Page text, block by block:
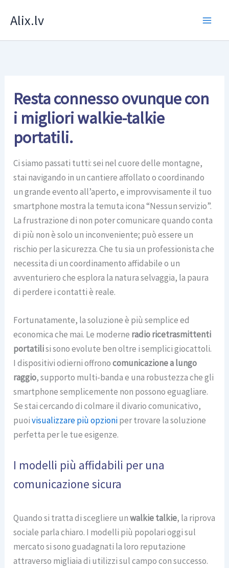
Alix.lv
Resta connesso ovunque con
i migliori walkie-talkie
portatili.
Ci siamo passati tutti: sei nel cuore delle montagne,
stai navigando in un cantiere affollato o coordinando
un grande evento all’aperto, e improvvisamente il tuo
smartphone mostra la temuta icona “Nessun servizio”.
La frustrazione di non poter comunicare quando conta
di più non è solo un inconveniente; può essere un
rischio per la sicurezza. Che tu sia un professionista che
necessita di un coordinamento affidabile o un
avventuriero che esplora la natura selvaggia, la paura
di perdere i contatti è reale.
Fortunatamente, la soluzione è più semplice ed
economica che mai. Le moderne radio ricetrasmittenti
portatilisi sono evolute ben oltre i semplici giocattoli.
I dispositivi odierni offronocomunicazione a lungo
raggio, supporto multi-banda e una robustezza che gli
smartphone semplicemente non possono eguagliare.
Se stai cercando di colmare il divario comunicativo,
puoivisualizzare più opzioniper trovare la soluzione
perfetta per le tue esigenze.
I modelli più affidabili per una
comunicazione sicura
Quando si tratta di scegliere unwalkie talkie, la riprova
sociale parla chiaro. I modelli più popolari oggi sul
mercato si sono guadagnati la loro reputazione
attraverso migliaia di utilizzi sul campo con successo.